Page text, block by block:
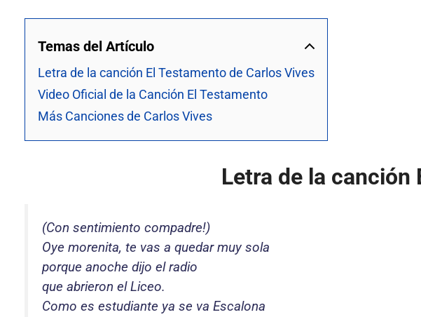
Temas del Artículo
Letra de la canción El Testamento de Carlos Vives
Video Oficial de la Canción El Testamento
Más Canciones de Carlos Vives
Letra de la canción
(Con sentimiento compadre!)
Oye morenita, te vas a quedar muy sola
porque anoche dijo el radio
que abrieron el Liceo.
Como es estudiante ya se va Escalona